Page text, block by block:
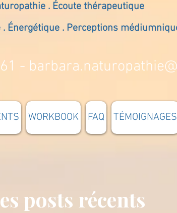
. Écoute thérapeutique
. Énergétique . Perceptions
-
WORKBOOK FAQ TÉMOIGNAGES
posts récents